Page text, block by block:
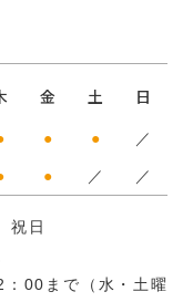
金 土 日
● ● ／
● ／ ／
祝日
00まで（水・土曜